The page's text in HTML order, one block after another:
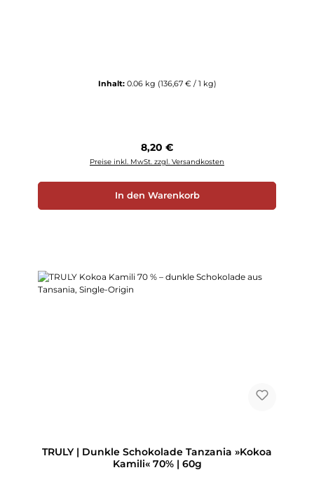
Inhalt: 0.06 kg (136,67 € / 1 kg)
Regulärer Preis:
8,20 €
Preise inkl. MwSt. zzgl. Versandkosten
In den Warenkorb
TRULY | Dunkle Schokolade Tanzania »Kokoa
Kamili« 70% | 60g